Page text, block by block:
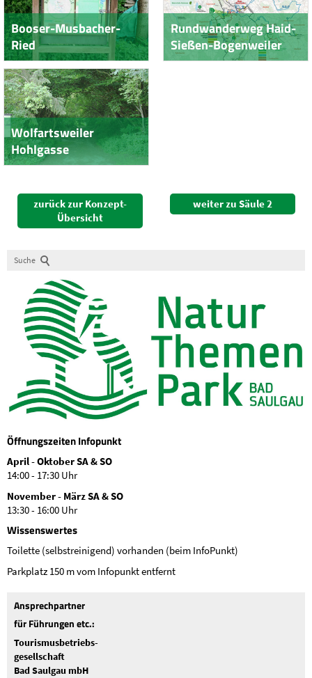
Booser-Musbacher-
Ried
Rundwanderweg Haid-
Sießen-Bogenweiler
Wolfartsweiler
Hohlgasse
zurück zur Konzept-
Übersicht
weiter zu Säule 2
Suche
Öffnungszeiten Infopunkt
April - Oktober SA & SO
14:00 - 17:30 Uhr
November - März SA & SO
13:30 - 16:00 Uhr
Wissenswertes
Toilette (selbstreinigend) vorhanden (beim InfoPunkt)
Parkplatz 150 m vom Infopunkt entfernt
Ansprechpartner
für Führungen etc.:
Tourismusbetriebs-
gesellschaft
Bad Saulgau mbH